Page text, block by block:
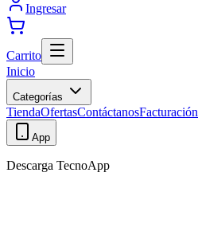
Ingresar
Carrito
Inicio
Categorías
TiendaOfertasContáctanosFacturación
App
Descarga TecnoApp